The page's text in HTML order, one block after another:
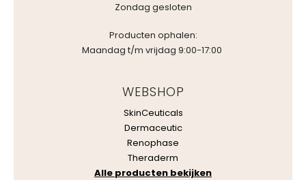
Zondag gesloten
Producten ophalen:
Maandag t/m vrijdag 9:00-17:00
WEBSHOP
SkinCeuticals
Dermaceutic
Renophase
Theraderm
Alle producten bekijken